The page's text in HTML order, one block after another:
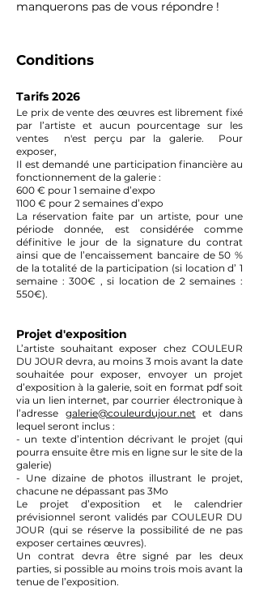
manquerons pas de vous répondre !
​Conditions
Tarifs 2026
Le prix de vente des œuvres est librement fixé
par l’artiste et aucun pourcentage sur les
ventes n'est perçu par la galerie. Pour
exposer,
Il est demandé une participation financière au
fonctionnement de la galerie :
600 € pour 1 semaine d’expo
1100 € pour 2 semaines d’expo
La réservation faite par un artiste, pour une
période donnée, est considérée comme
définitive le jour de la signature du contrat
ainsi que de l’encaissement bancaire de 50 %
de la totalité de la participation (si location d’ 1
semaine : 300€ , si location de 2 semaines :
550€).
Projet d'exposition
L’artiste souhaitant exposer chez COULEUR
DU JOUR devra, au moins 3 mois avant la date
souhaitée pour exposer, envoyer un projet
d’exposition à la galerie, soit en format pdf soit
via un lien internet, par courrier électronique à
l’adresse galerie@couleurdujour.netet dans
lequel seront inclus :
- un texte d’intention décrivant le projet (qui
pourra ensuite être mis en ligne sur le site de la
galerie)
- Une dizaine de photos illustrant le projet,
chacune ne dépassant pas 3Mo
Le projet d’exposition et le calendrier
prévisionnel seront validés par COULEUR DU
JOUR (qui se réserve la possibilité de ne pas
exposer certaines œuvres).
Un contrat devra être signé par les deux
parties, si possible au moins trois mois avant la
tenue de l’exposition.